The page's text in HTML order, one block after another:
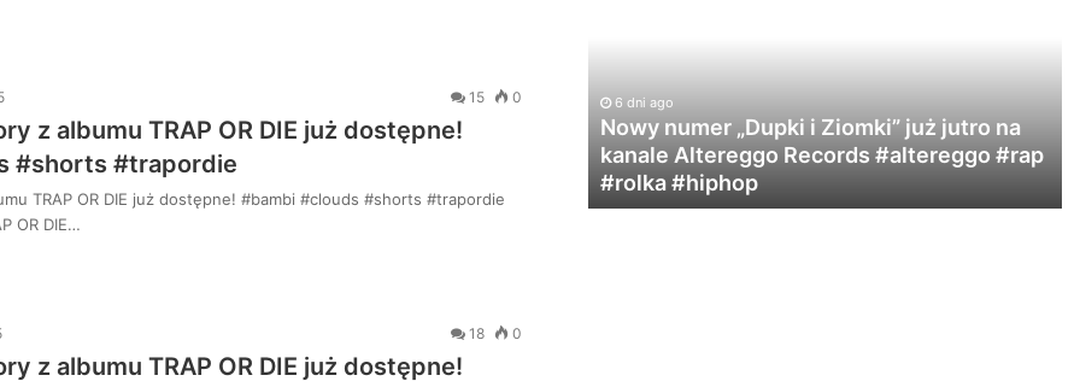
15 0
z albumu TRAP OR DIE już dostępne!
#shorts #trapordie
TRAP OR DIE już dostępne! #bambi #clouds #shorts #trapordie
OR DIE…
18 0
z albumu TRAP OR DIE już dostępne!
na czasie!!!
na
Records
6 dni ago
Nowy numer „Dupki i Ziomki” już jutro na
kanale Altereggo Records #altereggo #rap
7 dni ago